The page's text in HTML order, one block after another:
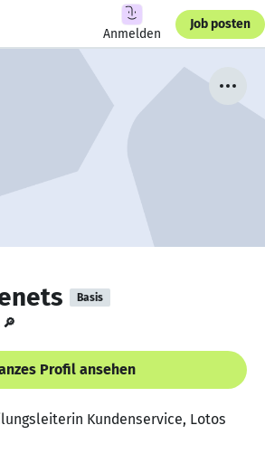
Anmelden
Job posten
Basis
Profil ansehen
Kundenservice, Lotos